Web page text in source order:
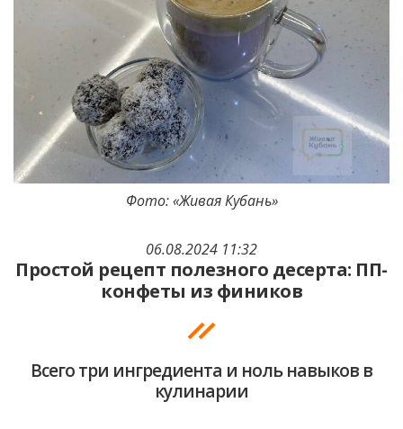
06.08.2024 11:32
Простой рецепт полезного десерта: ПП-
конфеты из фиников
Всего три ингредиента и ноль навыков в
кулинарии
Фото: «Живая Кубань»